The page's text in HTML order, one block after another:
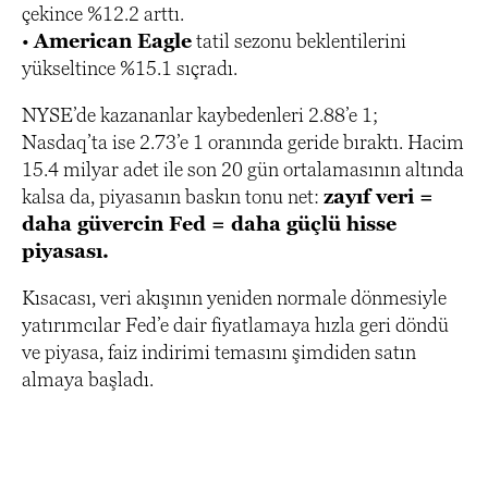
çekince %12.2 arttı.
•American Eagletatil sezonu beklentilerini
yükseltince %15.1 sıçradı.
NYSE’de kazananlar kaybedenleri 2.88’e 1;
Nasdaq’ta ise 2.73’e 1 oranında geride bıraktı. Hacim
15.4 milyar adet ile son 20 gün ortalamasının altında
kalsa da, piyasanın baskın tonu net: zayıf veri =
daha güvercin Fed = daha güçlü hisse
piyasası.
Kısacası, veri akışının yeniden normale dönmesiyle
yatırımcılar Fed’e dair fiyatlamaya hızla geri döndü
ve piyasa, faiz indirimi temasını şimdiden satın
almaya başladı.